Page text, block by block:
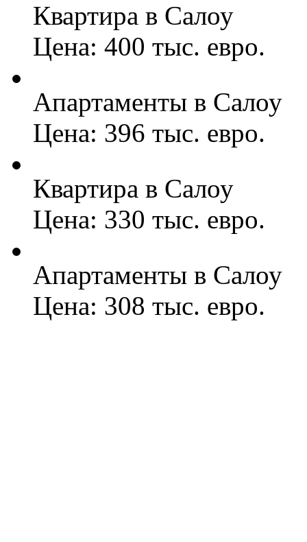
Квартира в Салоу
Цена: 400 тыс. евро.
Апартаменты в Салоу
Цена: 396 тыс. евро.
Квартира в Салоу
Цена: 330 тыс. евро.
Апартаменты в Салоу
Цена: 308 тыс. евро.